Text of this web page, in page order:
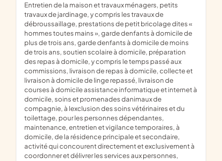
Entretien de la maison et travaux ménagers, petits
travaux de jardinage, y compris les travaux de
débroussaillage, prestations de petit bricolage dites «
hommes toutes mains », garde denfants à domicile de
plus de trois ans, garde denfants à domicile de moins
de trois ans, soutien scolaire à domicile, préparation
des repas à domicile, y compris le temps passé aux
commissions, livraison de repas à domicile, collecte et
livraison à domicile de linge repassé, livraison de
courses à domicile assistance informatique et internet à
domicile, soins et promenades danimaux de
compagnie, à lexclusion des soins vétérinaires et du
toilettage, pour les personnes dépendantes,
maintenance, entretien et vigilance temporaires, à
domicile, de la résidence principale et secondaire,
activité qui concourent directement et exclusivement à
coordonner et délivrer les services aux personnes,